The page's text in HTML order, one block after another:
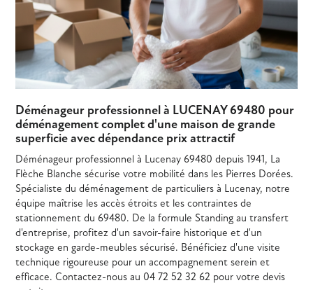
Déménageur professionnel à LUCENAY 69480 pour
déménagement complet d'une maison de grande
superficie avec dépendance prix attractif
Déménageur professionnel à Lucenay 69480 depuis 1941, La
Flèche Blanche sécurise votre mobilité dans les Pierres Dorées.
Spécialiste du déménagement de particuliers à Lucenay, notre
équipe maîtrise les accès étroits et les contraintes de
stationnement du 69480. De la formule Standing au transfert
d'entreprise, profitez d'un savoir-faire historique et d'un
stockage en garde-meubles sécurisé. Bénéficiez d'une visite
technique rigoureuse pour un accompagnement serein et
efficace. Contactez-nous au 04 72 52 32 62 pour votre devis